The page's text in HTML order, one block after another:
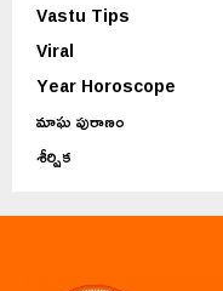
Vastu Tips
Viral
Year Horoscope
మాఘ పురాణం
శీర్షిక